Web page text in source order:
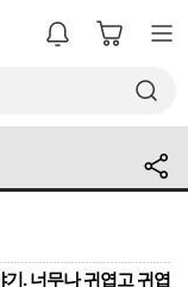
. 너무나 귀엽고 귀엽